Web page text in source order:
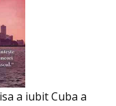
a iubit Cuba a